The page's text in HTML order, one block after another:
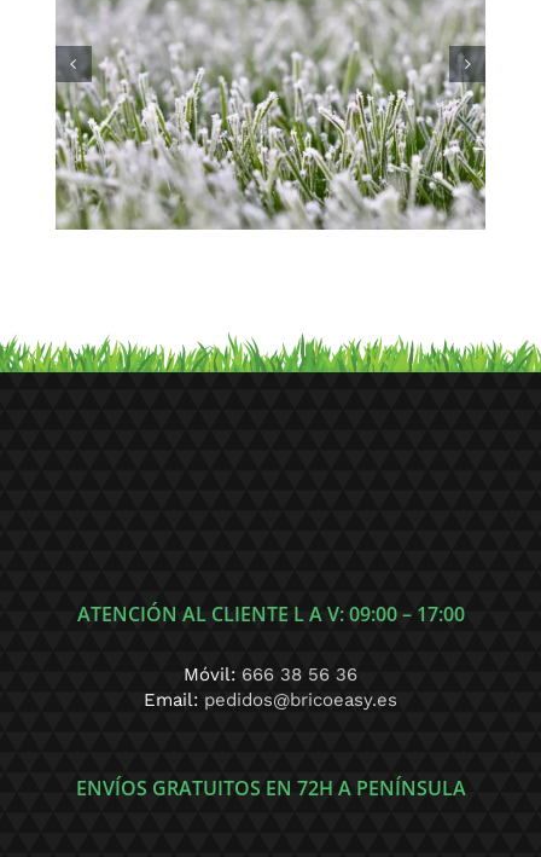
Los mejores trucos para
aprovechar el césped artificial
para bodas
ATENCIÓN AL CLIENTE L A V: 09:00 – 17:00
Móvil: 666 38 56 36
Email: pedidos@bricoeasy.es
ENVÍOS GRATUITOS EN 72H A PENÍNSULA